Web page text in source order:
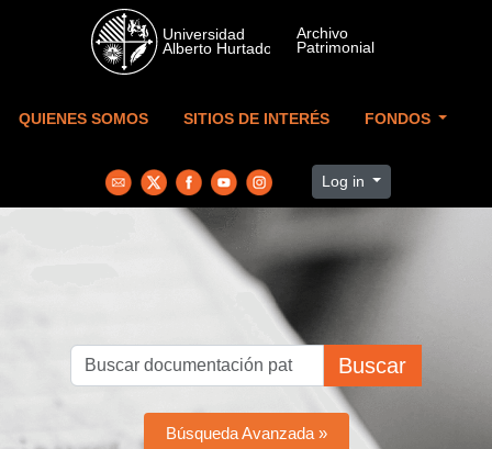
Skip to main content
QUIENES SOMOS SITIOS DE INTERÉS FONDOS
Log in
Buscar
Búsqueda Avanzada »